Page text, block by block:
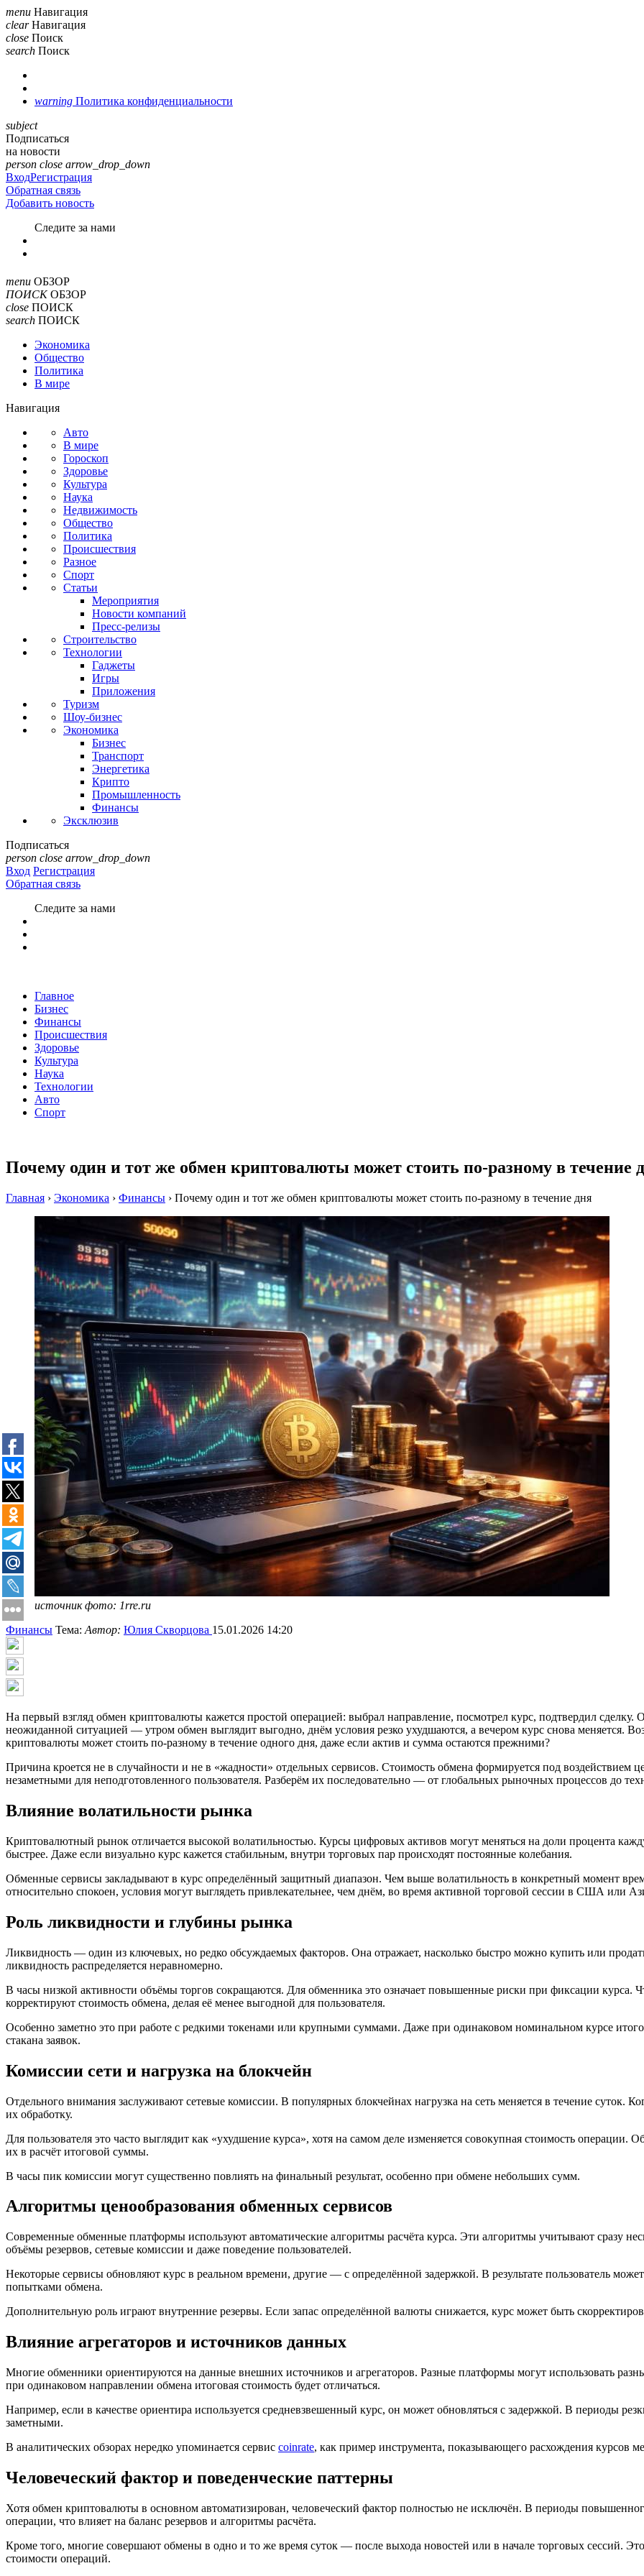
menu Навигация
clear Навигация
close Поиск
search Поиск
warning Политика конфиденциальности
subject
Подписаться
на новости
person close arrow_drop_down
ВходРегистрация
Обратная связь
Добавить новость
Cледите за нами
menu ОБЗОР
ПОИСК ОБЗОР
close ПОИСК
search ПОИСК
Экономика
Общество
Политика
В мире
Навигация
Авто
В мире
Гороскоп
Здоровье
Культура
Наука
Недвижимость
Общество
Политика
Происшествия
Разное
Спорт
Статьи
Мероприятия
Новости компаний
Пресс-релизы
Строительство
Технологии
Гаджеты
Игры
Приложения
Туризм
Шоу-бизнес
Экономика
Бизнес
Транспорт
Энергетика
Крипто
Промышленность
Финансы
Эксклюзив
Подписаться
person close arrow_drop_down
Вход Регистрация
Обратная связь
Следите за нами
Главное
Бизнес
Финансы
Происшествия
Здоровье
Культура
Наука
Технологии
Авто
Спорт
Почему один и тот же обмен криптовалюты может стоить по-разному в течение
Главная › Экономика › Финансы › Почему один и тот же обмен криптовалюты может стоить по-разному в течение дня
источник фото: 1rre.ru
Финансы Тема: Автор: Юлия Скворцова 15.01.2026 14:20
На первый взгляд обмен криптовалюты кажется простой операцией: выбрал направление, посмотрел курс, подтвердил сделку.
неожиданной ситуацией — утром обмен выглядит выгодно, днём условия резко ухудшаются, а вечером курс снова меняется.
криптовалюты может стоить по-разному в течение одного дня, даже если актив и сумма остаются прежними?
Причина кроется не в случайности и не в «жадности» отдельных сервисов. Стоимость обмена формируется под воздействием
незаметными для неподготовленного пользователя. Разберём их последовательно — от глобальных рыночных процессов до
Влияние волатильности рынка
Криптовалютный рынок отличается высокой волатильностью. Курсы цифровых активов могут меняться на доли процента
быстрее. Даже если визуально курс кажется стабильным, внутри торговых пар происходят постоянные колебания.
Обменные сервисы закладывают в курс определённый защитный диапазон. Чем выше волатильность в конкретный момент
относительно спокоен, условия могут выглядеть привлекательнее, чем днём, во время активной торговой сессии в США или
Роль ликвидности и глубины рынка
Ликвидность — один из ключевых, но редко обсуждаемых факторов. Она отражает, насколько быстро можно купить или
ликвидность распределяется неравномерно.
В часы низкой активности объёмы торгов сокращаются. Для обменника это означает повышенные риски при фиксации курса.
корректируют стоимость обмена, делая её менее выгодной для пользователя.
Особенно заметно это при работе с редкими токенами или крупными суммами. Даже при одинаковом номинальном курсе
стакана заявок.
Комиссии сети и нагрузка на блокчейн
Отдельного внимания заслуживают сетевые комиссии. В популярных блокчейнах нагрузка на сеть меняется в течение суток.
их обработку.
Для пользователя это часто выглядит как «ухудшение курса», хотя на самом деле изменяется совокупная стоимость
их в расчёт итоговой суммы.
В часы пик комиссии могут существенно повлиять на финальный результат, особенно при обмене небольших сумм.
Алгоритмы ценообразования обменных сервисов
Современные обменные платформы используют автоматические алгоритмы расчёта курса. Эти алгоритмы учитывают сразу
объёмы резервов, сетевые комиссии и даже поведение пользователей.
Некоторые сервисы обновляют курс в реальном времени, другие — с определённой задержкой. В результате пользователь
попытками обмена.
Дополнительную роль играют внутренние резервы. Если запас определённой валюты снижается, курс может быть
Влияние агрегаторов и источников данных
Многие обменники ориентируются на данные внешних источников и агрегаторов. Разные платформы могут использовать
при одинаковом направлении обмена итоговая стоимость будет отличаться.
Например, если в качестве ориентира используется средневзвешенный курс, он может обновляться с задержкой. В периоды
заметными.
В аналитических обзорах нередко упоминается сервис coinrate, как пример инструмента, показывающего расхождения
Человеческий фактор и поведенческие паттерны
Хотя обмен криптовалюты в основном автоматизирован, человеческий фактор полностью не исключён. В периоды
операции, что влияет на баланс резервов и алгоритмы расчёта.
Кроме того, многие совершают обмены в одно и то же время суток — после выхода новостей или в начале торговых сессий.
стоимости операций.